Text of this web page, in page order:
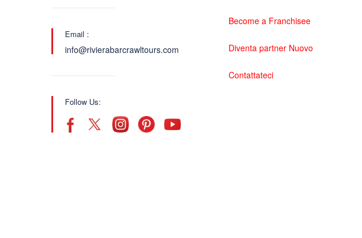
Email :
info@rivierabarcrawltours.com
Follow Us:
Become a Franchisee
Diventa partner Nuovo
Contattateci